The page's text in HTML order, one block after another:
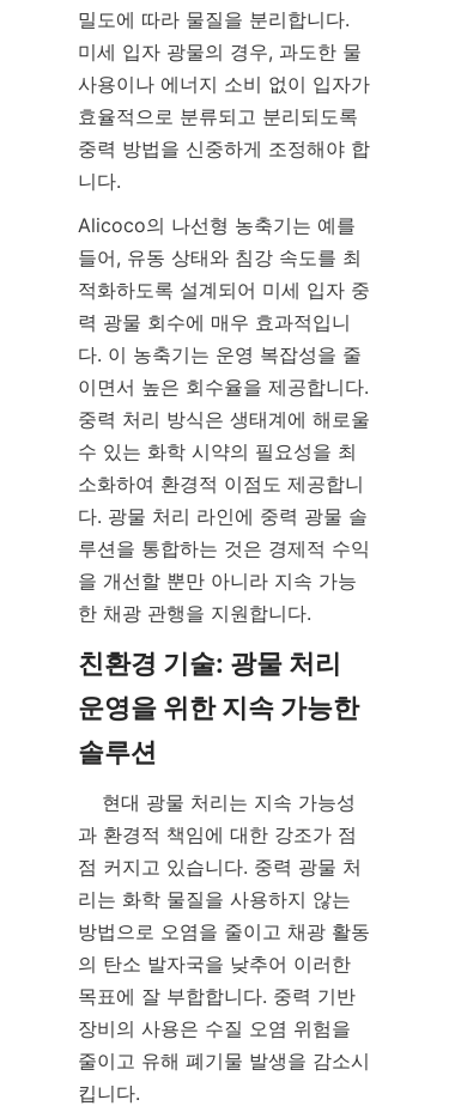
밀도에 따라 물질을 분리합니다.
미세 입자 광물의 경우, 과도한 물
사용이나 에너지 소비 없이 입자가
효율적으로 분류되고 분리되도록
중력 방법을 신중하게 조정해야 합
Alicoco의 나선형 농축기는 예를
들어, 유동 상태와 침강 속도를 최
적화하도록 설계되어 미세 입자 중
력 광물 회수에 매우 효과적입니
다. 이 농축기는 운영 복잡성을 줄
이면서 높은 회수율을 제공합니다.
중력 처리 방식은 생태계에 해로울
수 있는 화학 시약의 필요성을 최
소화하여 환경적 이점도 제공합니
다. 광물 처리 라인에 중력 광물 솔
루션을 통합하는 것은 경제적 수익
을 개선할 뿐만 아니라 지속 가능
한 채광 관행을 지원합니다.
친환경 기술: 광물 처리
운영을 위한 지속 가능한
과 환경적 책임에 대한 강조가 점
점 커지고 있습니다. 중력 광물 처
리는 화학 물질을 사용하지 않는
방법으로 오염을 줄이고 채광 활동
의 탄소 발자국을 낮추어 이러한
목표에 잘 부합합니다. 중력 기반
장비의 사용은 수질 오염 위험을
줄이고 유해 폐기물 발생을 감소시